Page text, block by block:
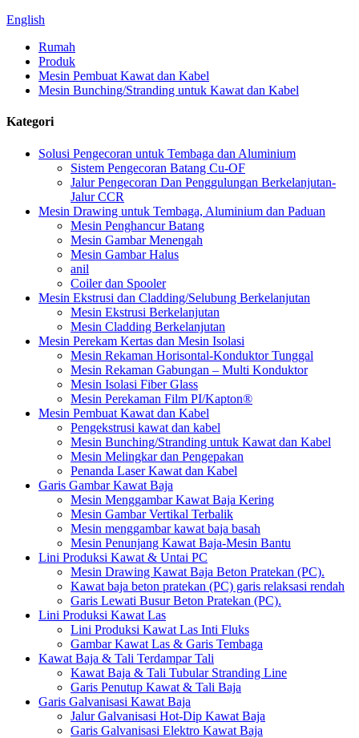
English
Rumah
Produk
Mesin Pembuat Kawat dan Kabel
Mesin Bunching/Stranding untuk Kawat dan Kabel
Kategori
Solusi Pengecoran untuk Tembaga dan Aluminium
Sistem Pengecoran Batang Cu-OF
Jalur Pengecoran Dan Penggulungan Berkelanjutan-
Jalur CCR
Mesin Drawing untuk Tembaga, Aluminium dan Paduan
Mesin Penghancur Batang
Mesin Gambar Menengah
Mesin Gambar Halus
anil
Coiler dan Spooler
Mesin Ekstrusi dan Cladding/Selubung Berkelanjutan
Mesin Ekstrusi Berkelanjutan
Mesin Cladding Berkelanjutan
Mesin Perekam Kertas dan Mesin Isolasi
Mesin Rekaman Horisontal-Konduktor Tunggal
Mesin Rekaman Gabungan – Multi Konduktor
Mesin Isolasi Fiber Glass
Mesin Perekaman Film PI/Kapton®
Mesin Pembuat Kawat dan Kabel
Pengekstrusi kawat dan kabel
Mesin Bunching/Stranding untuk Kawat dan Kabel
Mesin Melingkar dan Pengepakan
Penanda Laser Kawat dan Kabel
Garis Gambar Kawat Baja
Mesin Menggambar Kawat Baja Kering
Mesin Gambar Vertikal Terbalik
Mesin menggambar kawat baja basah
Mesin Penunjang Kawat Baja-Mesin Bantu
Lini Produksi Kawat & Untai PC
Mesin Drawing Kawat Baja Beton Pratekan (PC).
Kawat baja beton pratekan (PC) garis relaksasi rendah
Garis Lewati Busur Beton Pratekan (PC).
Lini Produksi Kawat Las
Lini Produksi Kawat Las Inti Fluks
Gambar Kawat Las & Garis Tembaga
Kawat Baja & Tali Terdampar Tali
Kawat Baja & Tali Tubular Stranding Line
Garis Penutup Kawat & Tali Baja
Garis Galvanisasi Kawat Baja
Jalur Galvanisasi Hot-Dip Kawat Baja
Garis Galvanisasi Elektro Kawat Baja